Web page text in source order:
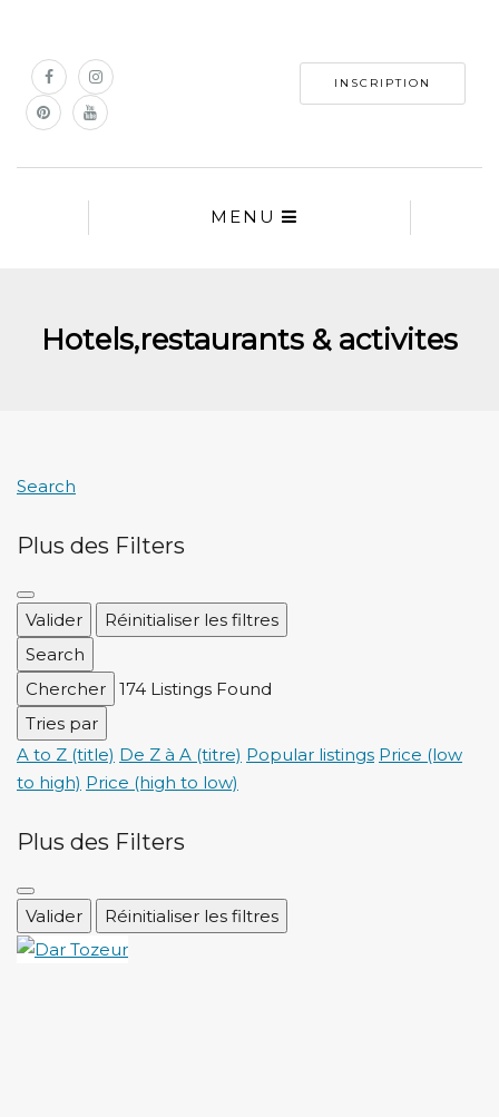
INSCRIPTION
MENU
Hotels,restaurants & activites
Search
Plus des Filters
Valider
Réinitialiser les filtres
Search
Chercher
174 Listings Found
Tries par
A to Z (title) De Z à A (titre) Popular listings Price (low
to high) Price (high to low)
Plus des Filters
Valider Réinitialiser les filtres